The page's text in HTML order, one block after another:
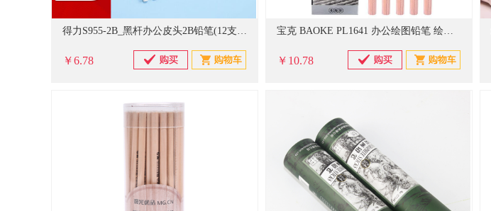
得力S955-2B_黑杆办公皮头2B铅笔(12支/盒)
￥6.78
宝克 BAOKE PL1641 办公绘图铅笔 绘画素描铅笔学生铅笔 多灰度 B 12支/盒
￥10.78